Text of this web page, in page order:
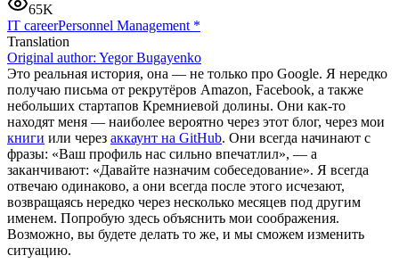
65K
IT careerPersonnel Management *
Translation
Original author: Yegor Bugayenko
Это реальная история, она — не только про Google. Я нередко
получаю письма от рекрутёров Amazon, Facebook, а также
небольших стартапов Кремниевой долины. Они как-то
находят меня — наиболее вероятно через этот блог, через мои
книги или через аккаунт на GitHub. Они всегда начинают с
фразы: «Ваш профиль нас сильно впечатлил», — а
заканчивают: «Давайте назначим собеседование». Я всегда
отвечаю одинаково, а они всегда после этого исчезают,
возвращаясь нередко через несколько месяцев под другим
именем. Попробую здесь объяснить мои соображения.
Возможно, вы будете делать то же, и мы сможем изменить
ситуацию.